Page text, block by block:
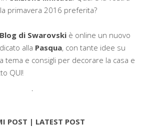
primavera 2016 preferita?
di Swarovski è online un nuovo
alla Pasqua, con tante idee su
tema e consigli per decorare la casa e
QUI!
POST | LATEST POST